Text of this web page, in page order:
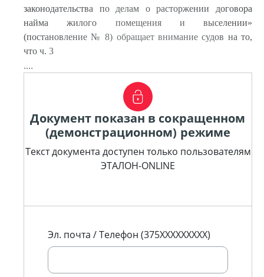
законодательства по делам о расторжении договора
найма жилого помещения и выселении»
(постановление № 8) обращает внимание судов на то,
что ч. 3
....
Документ показан в сокращенном
(демонстрационном) режиме
Текст документа доступен только пользователям
ЭТАЛОН-ONLINE
Эл. почта / Телефон (375XXXXXXXXX)